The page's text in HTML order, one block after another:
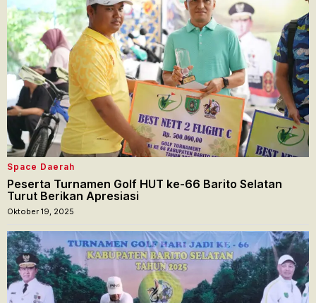
Space Daerah
Peserta Turnamen Golf HUT ke-66 Barito Selatan
Turut Berikan Apresiasi
Oktober 19, 2025